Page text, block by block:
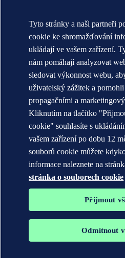
Stručná historie (globální)
Annual reports
KONTAKT:
Seznamte se s týmem DNV
Prohlášení o ochraně soukromí
Podmínky použití
Copyright © DNV AS 2026
Informace o cookies
Ochranné známky DNV GL®,
Tyto stránky a naši partneři
cookie ke shromažďování
ukládají ve vašem zařízení.
nám pomáhají analyzovat
sledovat výkonnost webu,
uživatelský zážitek a pomohli
propagačními a
Kliknutím na tlačítko
cookie" souhlasíte s
vašem zařízení po dobu 12
souborů cookie můžete
informace naleznete na
stránka o souborech cookie
Přijmout
Odmítnout